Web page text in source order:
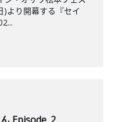
)より開幕する『セイ